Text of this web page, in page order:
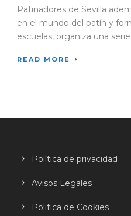
Patinadores de Sevilla
en el mundo del patín y
escuelas, organiza una serie
READ MORE
Política de privacidad
Avisos Legales
Politica de Cookies